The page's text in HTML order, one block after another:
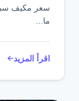
سعر مكيف
ما...
اقرأ المزيد